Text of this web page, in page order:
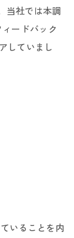
当社では本調
ードバック
していまし
いることを内